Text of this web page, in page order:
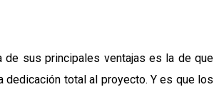
sus principales ventajas es la de que
dedicación total al proyecto. Y es que los